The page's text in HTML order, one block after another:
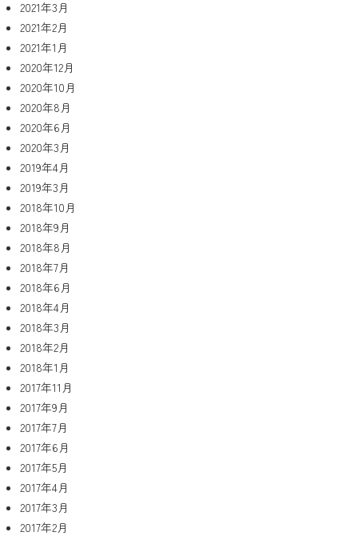
2021年3月
2021年2月
2021年1月
2020年12月
2020年10月
2020年8月
2020年6月
2020年3月
2019年4月
2019年3月
2018年10月
2018年9月
2018年8月
2018年7月
2018年6月
2018年4月
2018年3月
2018年2月
2018年1月
2017年11月
2017年9月
2017年7月
2017年6月
2017年5月
2017年4月
2017年3月
2017年2月